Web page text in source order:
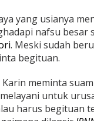
yang usianya
nafsu besar
. Meski sudah
begituan.
meminta
untuk
harus begituan